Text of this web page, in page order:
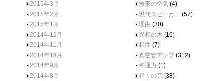
2015年3月
2015年2月
2015年1月
2014年12月
2014年11月
2014年10月
2014年9月
2014年8月
無形の空気 (4)
現代スピーカー (57)
理由 (30)
異相の木 (16)
相性 (7)
真空管アンプ (312)
神通力 (1)
程々の音 (38)